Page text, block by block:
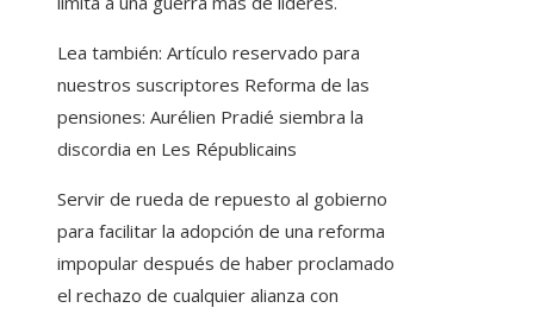
Lea también: Artículo reservado para
nuestros suscriptores Reforma de las
pensiones: Aurélien Pradié siembra la
discordia en Les Républicains
Servir de rueda de repuesto al gobierno
para facilitar la adopción de una reforma
impopular después de haber proclamado
el rechazo de cualquier alianza con